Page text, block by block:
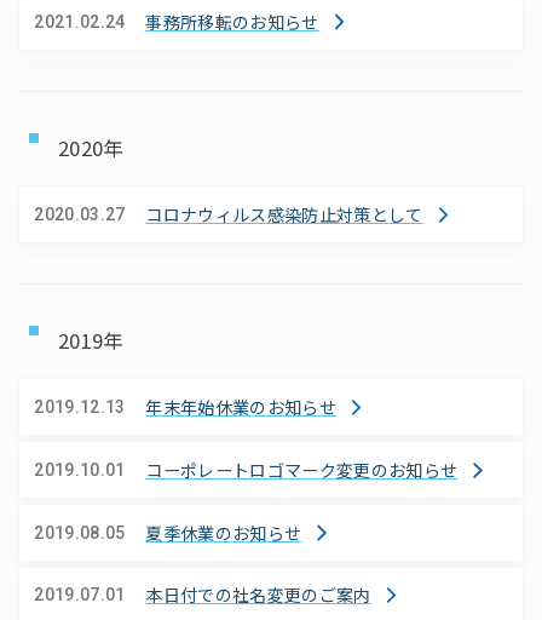
2021.02.24 事務所移転のお知らせ
2020年
2020.03.27 コロナウィルス感染防止対策として
2019年
2019.12.13 年末年始休業のお知らせ
2019.10.01 コーポレートロゴマーク変更のお知らせ
2019.08.05 夏季休業のお知らせ
2019.07.01 本日付での社名変更のご案内